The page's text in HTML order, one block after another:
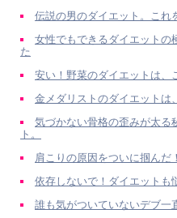
伝説の男のダイエット。これ
女性でもできるダイエットの
た
安い！野菜のダイエットは、
金メダリストのダイエットは
気づかない骨格の歪みが太る
ト。
肩こりの原因をついに掴んだ
依存しないで！ダイエットも
誰も気がついていないデブ一